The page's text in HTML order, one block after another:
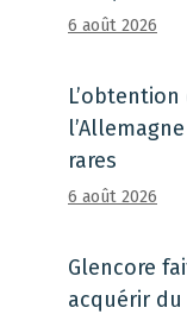
6 août 2026
rares
6 août 2026
Glencore
acquérir